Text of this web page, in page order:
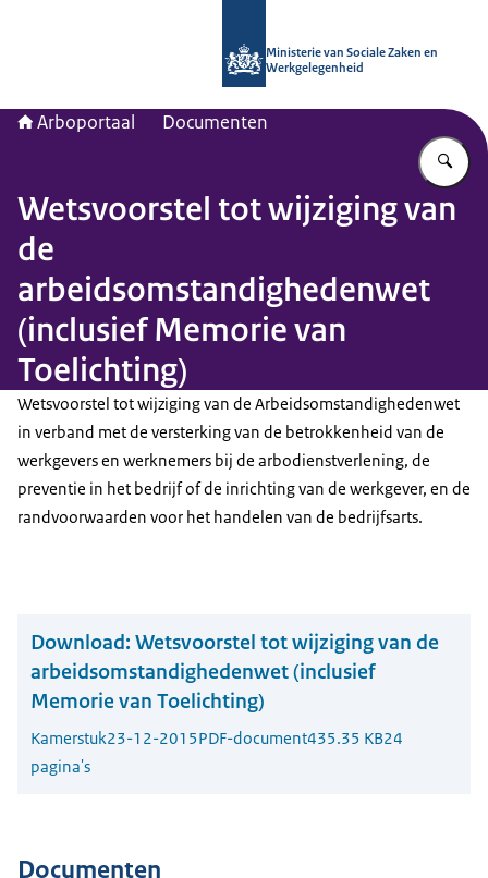
Ministerie van Sociale Zaken en
Werkgelegenheid
Arboportaal Documenten
Wetsvoorstel tot wijziging van
de
arbeidsomstandighedenwet
(inclusief Memorie van
Toelichting)
Wetsvoorstel tot wijziging van de Arbeidsomstandighedenwet
in verband met de versterking van de betrokkenheid van de
werkgevers en werknemers bij de arbodienstverlening, de
preventie in het bedrijf of de inrichting van de werkgever, en de
randvoorwaarden voor het handelen van de bedrijfsarts.
Download: Wetsvoorstel tot wijziging van de
arbeidsomstandighedenwet (inclusief
Memorie van Toelichting)
Kamerstuk23-12-2015PDF-document435.35 KB24
pagina's
Documenten